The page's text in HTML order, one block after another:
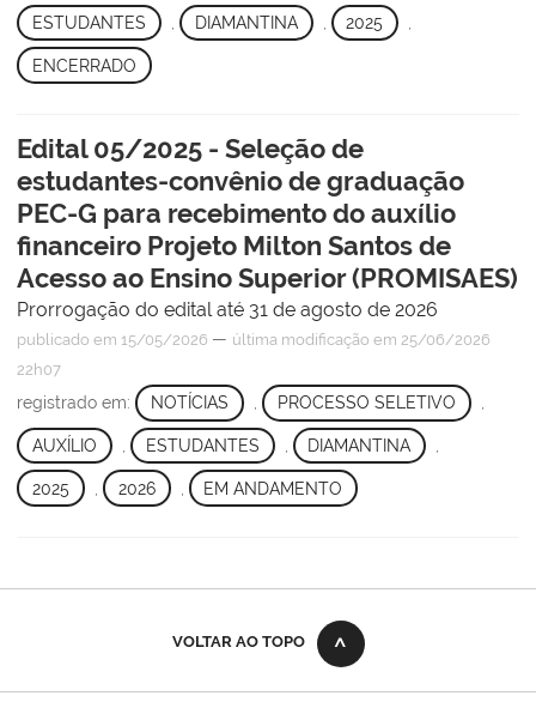
ESTUDANTES DIAMANTINA 2025
ENCERRADO
Edital 05/2025 - Seleção de
estudantes-convênio de graduação
PEC-G para recebimento do auxílio
financeiro Projeto Milton Santos de
Acesso ao Ensino Superior (PROMISAES)
Prorrogação do edital até 31 de agosto de 2026
publicado em 15/05/2026 — última modificação em 25/06/2026
22h07
registrado em: NOTÍCIAS , PROCESSO SELETIVO ,
AUXÍLIO ESTUDANTES DIAMANTINA
2025 2026 EM ANDAMENTO
VOLTAR AO TOPO